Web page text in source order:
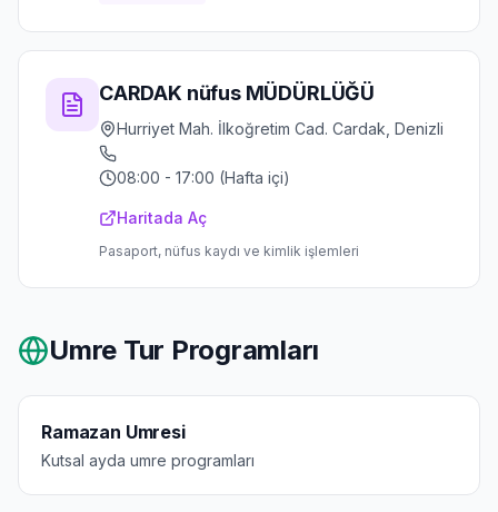
CARDAK nüfus MÜDÜRLÜĞÜ
Hurriyet Mah. İlkoğretim Cad. Cardak, Denizli
08:00 - 17:00 (Hafta içi)
Haritada Aç
Pasaport, nüfus kaydı ve kimlik işlemleri
Umre Tur Programları
Ramazan Umresi
Kutsal ayda umre programları